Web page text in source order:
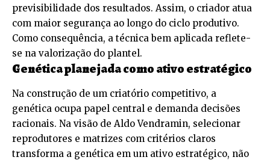
previsibilidade dos resultados. Assim, o criador atua
com maior segurança ao longo do ciclo produtivo.
Como consequência, a técnica bem aplicada reflete-
se na valorização do plantel.
Genética planejada como ativo estratégico
Na construção de um criatório competitivo, a
genética ocupa papel central e demanda decisões
racionais. Na visão de Aldo Vendramin, selecionar
reprodutores e matrizes com critérios claros
transforma a genética em um ativo estratégico, não